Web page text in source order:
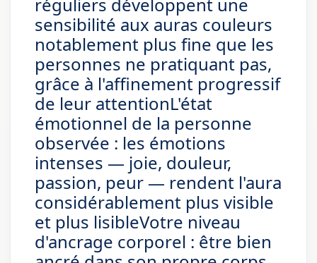
réguliers développent une
sensibilité aux auras couleurs
notablement plus fine que les
personnes ne pratiquant pas,
grâce à l'affinement progressif
de leur attentionL'état
émotionnel de la personne
observée : les émotions
intenses — joie, douleur,
passion, peur — rendent l'aura
considérablement plus visible
et plus lisibleVotre niveau
d'ancrage corporel : être bien